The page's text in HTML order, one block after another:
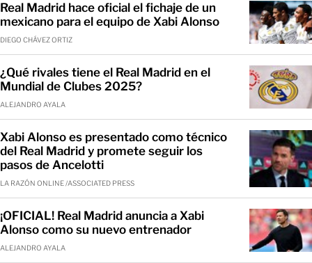
Real Madrid hace oficial el fichaje de un
mexicano para el equipo de Xabi Alonso
DIEGO CHÁVEZ ORTIZ
¿Qué rivales tiene el Real Madrid en el
Mundial de Clubes 2025?
ALEJANDRO AYALA
Xabi Alonso es presentado como técnico
del Real Madrid y promete seguir los
pasos de Ancelotti
LA RAZÓN ONLINE /ASSOCIATED PRESS
¡OFICIAL! Real Madrid anuncia a Xabi
Alonso como su nuevo entrenador
ALEJANDRO AYALA